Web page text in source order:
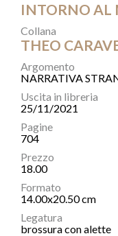
INTORNO AL
Collana
THEO
Argomento
NARRATIVA
Uscita in libreria
25/11/2021
Pagine
704
Prezzo
18.00
Formato
14.00x20.50 cm
Legatura
brossura con alette